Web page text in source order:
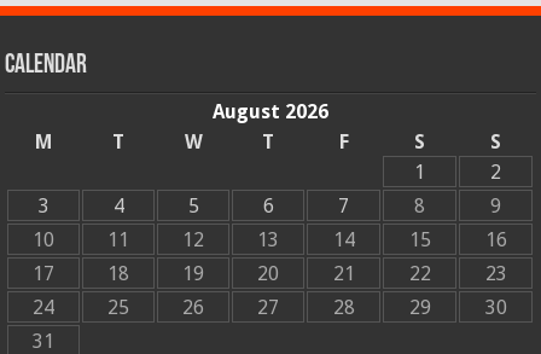
Calendar
August 2026
M
T W T F S
S
1
2
3
4 5 6 7 8
9
10
11 12 13 14 15
16
17
18 19 20 21 22
23
24
25 26 27 28 29
30
31